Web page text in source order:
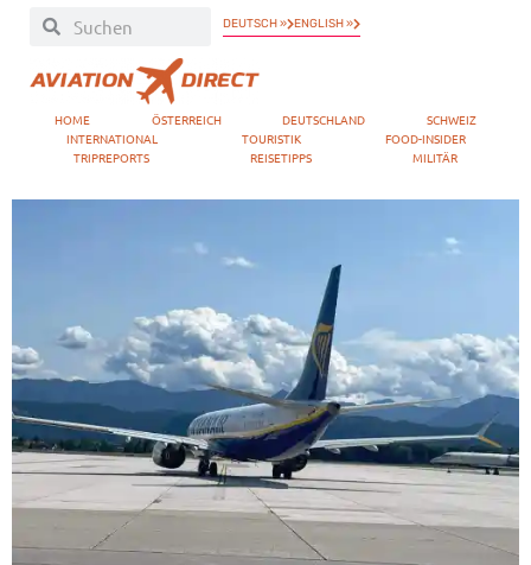
DEUTSCH » ENGLISH »
HOME ÖSTERREICH DEUTSCHLAND
SCHWEIZ
INTERNATIONAL
TOURISTIK
FOOD-INSIDER
TRIPREPORTS
REISETIPPS MILITÄR